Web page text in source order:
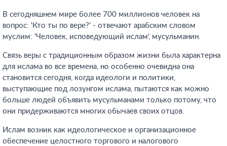
В сегодняшнем мире более 700 миллионов человек на
вопрос: 'Кто ты по вере?' - отвечают арабским словом
муслим: 'Человек, исповедующий ислам', мусульманин.
Связь веры с традиционным образом жизни была характерна
для ислама во все времена, но особенно очевидна она
становится сегодня, когда идеологи и политики,
выступающие под лозунгом ислама, пытаются как можно
больше людей объявить мусульманами только потому, что
они придерживаются многих обычаев своих отцов.
Ислам возник как идеологическое и организационное
обеспечение целостного торгового и налогового